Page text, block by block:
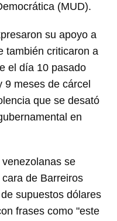
(MUD).
su apoyo a
también criticaron a
el día 10 pasado
meses de cárcel
que se desató
en
se
de Barreiros
supuestos dólares
frases como "este